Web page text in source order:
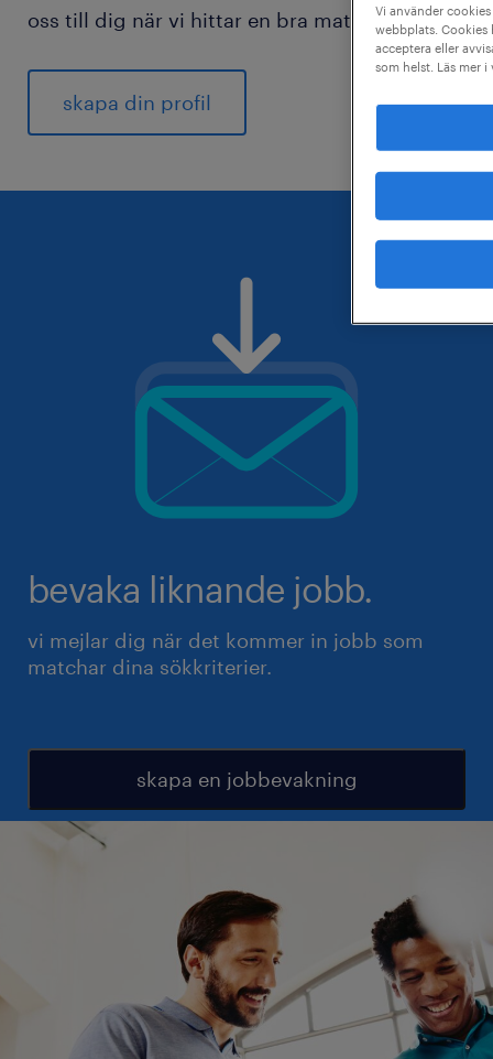
oss till dig när vi hittar en bra match för dig.
skapa din profil
bevaka liknande jobb.
vi mejlar dig när det kommer in jobb som
matchar dina sökkriterier.
skapa en jobbevakning
Vi använder
webbplats. Cookies
acceptera eller
som helst. Läs mer i